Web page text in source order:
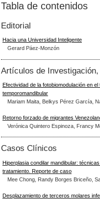
Tabla de contenidos
Editorial
Hacia una Universidad Inteligente
Gerard Páez-Monzón
Artículos de
Efectividad de la fotobiomodulación en
temporomandibular
Mariam Maita, Belkys Pérez García,
Retorno forzado de migrantes
Verónica Quintero Espinoza, Francy
Casos Clínicos
Hiperplasia condilar mandibular:
tratamiento. Reporte de caso
Mee Chong, Randy Borges Briceño,
Desplazamiento de terceros molares